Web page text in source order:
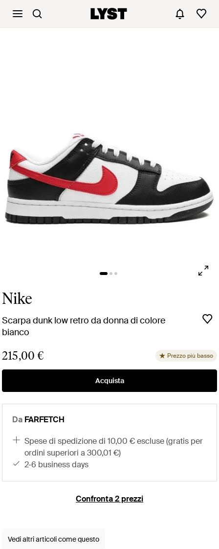
Nike
Scarpa dunk low retro da donna di colore
bianco
215,00 € Prezzo più basso
Acquista
Da FARFETCH
spese di spedizione di 10,00 € escluse (gratis per
ordini superiori a 300,01 €)
2-6 business days
Confronta 2 prezzi
Vedi altri articoli come questo